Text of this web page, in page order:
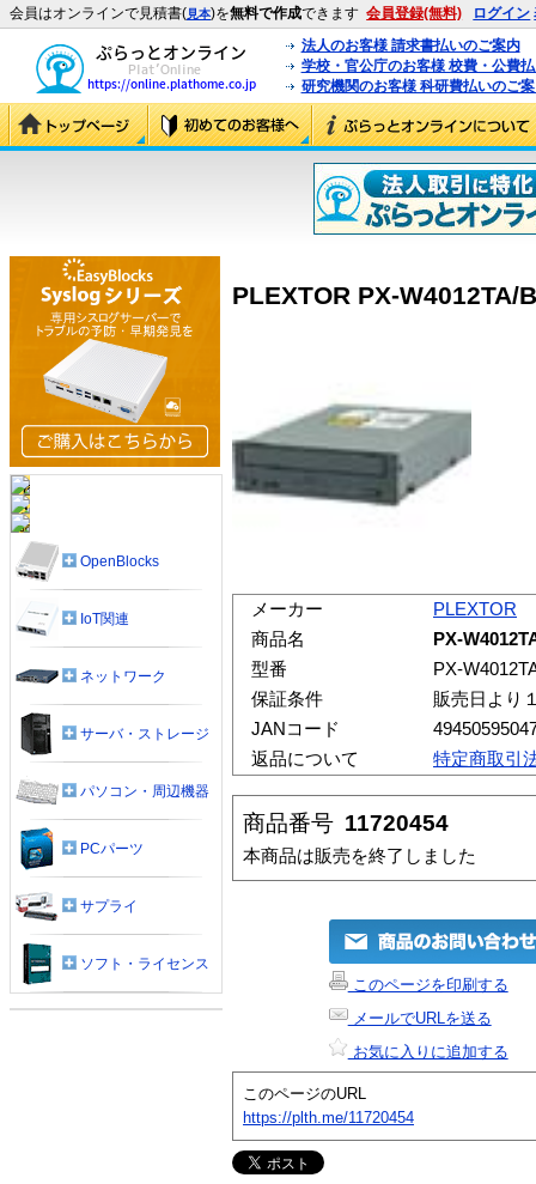
会員はオンラインで見積書(見本)を無料で作成できます 会員登録(無料) ログイン
法人のお客様 請求書払いのご案内
学校・官公庁のお客様 校費・公費
研究機関のお客様 科研費払いのご
PLEXTOR PX-W4012TA/
メーカー
PLEXTOR
商品名
PX-
型番
PX-
保証条件
販売日より
JANコード
返品について
特定商取引
商品番号 11720454
本商品は販売を終了しました
このページを印刷する
メールでURLを送る
お気に入りに追加する
このページのURL
https://plth.me/11720454
OpenBlocks
IoT関連
ネットワーク
サーバ・ストレージ
パソコン・周辺機器
PCパーツ
サプライ
ソフト・ライセンス